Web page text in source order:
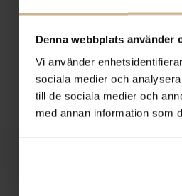
Denna webbplats använder
Vi använder
sociala medier och
till de sociala medier och
med annan information som